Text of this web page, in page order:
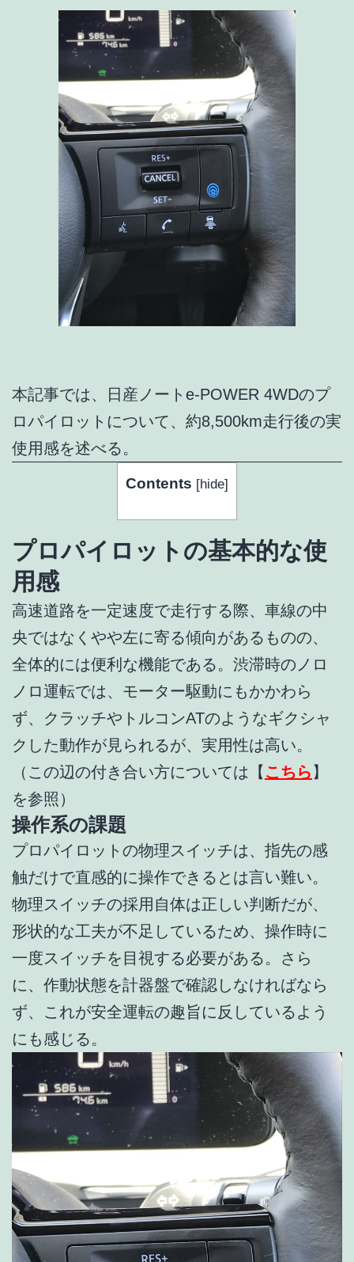
本記事では、日産ノートe-POWER 4WDのプ
ロパイロットについて、約8,500km走行後の実
使用感を述べる。
Contents [hide]
プロパイロットの基本的な使
用感
高速道路を一定速度で走行する際、車線の中
央ではなくやや左に寄る傾向があるものの、
全体的には便利な機能である。渋滞時のノロ
ノロ運転では、モーター駆動にもかかわら
ず、クラッチやトルコンATのようなギクシャ
クした動作が見られるが、実用性は高い。
（この辺の付き合い方については【 こちら 】
を参照）
操作系の課題
プロパイロットの物理スイッチは、指先の感
触だけで直感的に操作できるとは言い難い。
物理スイッチの採用自体は正しい判断だが、
形状的な工夫が不足しているため、操作時に
一度スイッチを目視する必要がある。さら
に、作動状態を計器盤で確認しなければなら
ず、これが安全運転の趣旨に反しているよう
にも感じる。